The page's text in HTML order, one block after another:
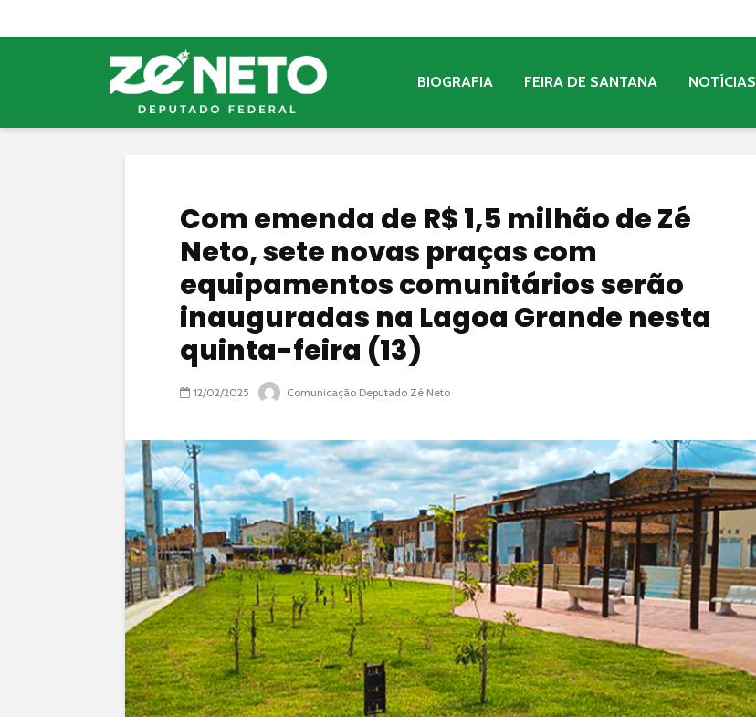
BIOGRAFIA FEIRA DE SANTANA NOTÍCIAS
Com emenda de R$ 1,5 milhão de Zé
Neto, sete novas praças com
equipamentos comunitários serão
inauguradas na Lagoa Grande nesta
quinta-feira (13)
12/02/2025 Comunicação Deputado Zé Neto